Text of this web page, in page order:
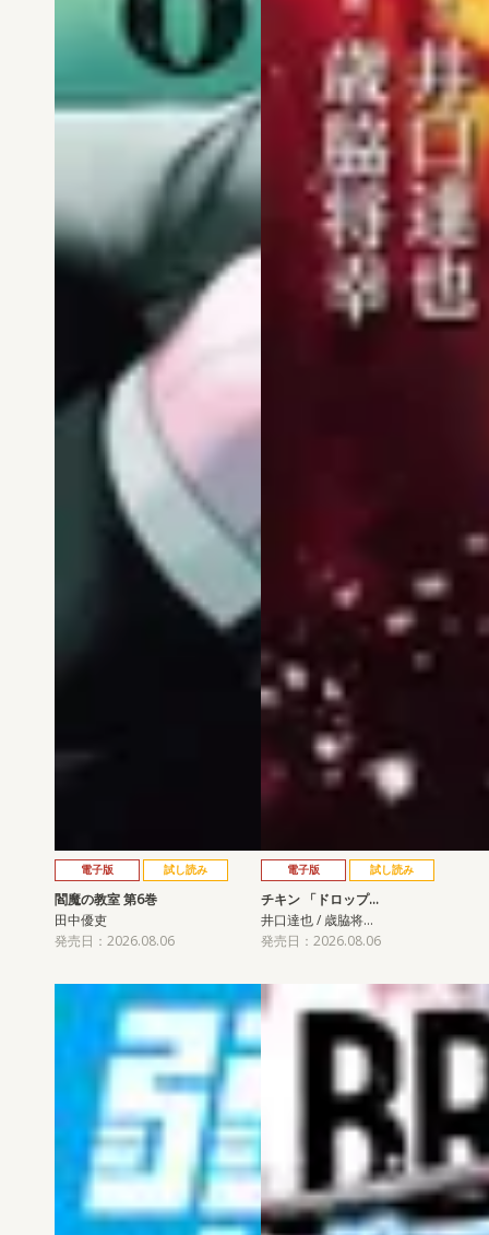
電子版 試し読み
閻魔の教室 第6巻
田中優吏
発売日：2026.08.06
電子版 試し読み
チキン 「ドロップ…
井口達也 / 歳脇将…
発売日：2026.08.06